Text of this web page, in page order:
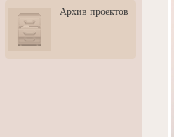
скульптором Дмитрием
Тугариновым
АртБульвар в День города
Архив проектов